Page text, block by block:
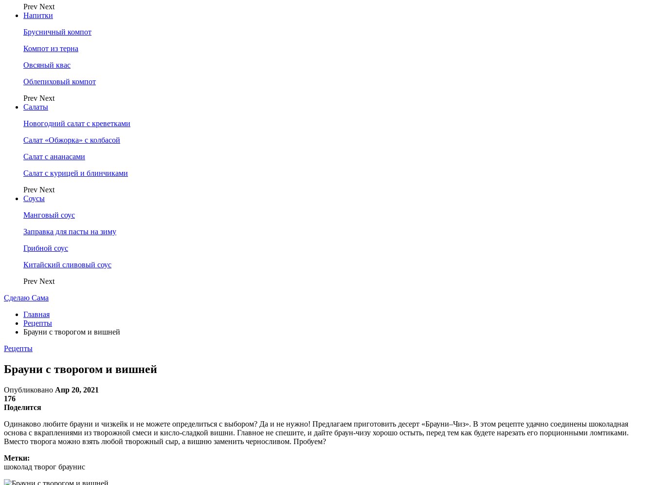
Prev Next
Напитки
Брусничный компот
Компот из терна
Овсяный квас
Облепиховый компот
Prev Next
Салаты
Новогодний салат с креветками
Салат «Обжорка» с колбасой
Салат с ананасами
Салат с курицей и блинчиками
Prev Next
Соусы
Манговый соус
Заправка для пасты на зиму
Грибной соус
Китайский сливовый соус
Prev Next
Сделаю Сама
Главная
Рецепты
Брауни с творогом и вишней
Рецепты
Брауни с творогом и вишней
Опубликовано Апр 20, 2021
176
Поделится
Одинаково любите брауни и чизкейк и не можете определиться с выбором? Да и не нужно! Предлагаем приготовить десерт «Брауни–Чиз». В этом рецепте удачно соединены шоколадная
основа с вкраплениями из творожной смеси и кисло-сладкой вишни. Главное не спешите, и дайте браун-чизу хорошо остыть, перед тем как будете нарезать его порционными ломтиками.
Вместо творога можно взять любой творожный сыр, а вишню заменить черносливом. Пробуем?
Метки:
шоколад творог брауниc